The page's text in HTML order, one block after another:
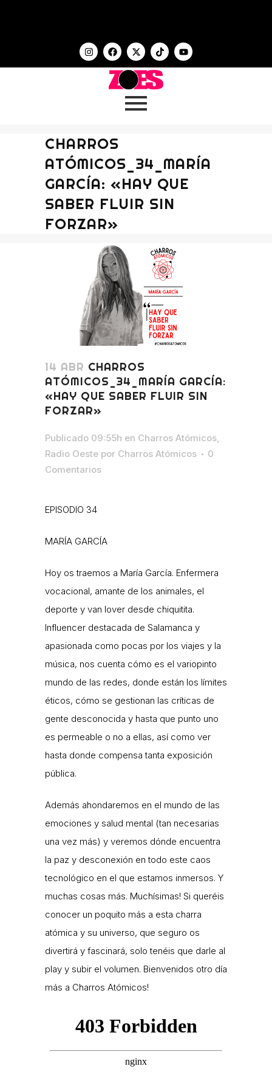
CHARROS
ATÓMICOS_34_MARÍA
GARCÍA: «HAY QUE
SABER FLUIR SIN
FORZAR»
14 ABR CHARROS
ATÓMICOS_34_MARÍA GARCÍA:
«HAY QUE SABER FLUIR SIN
FORZAR»
Publicado 09:55h en Charros Atómicos
Radio Oeste por Charros Atómicos
0
Comentarios
EPISODIO 34
MARÍA GARCÍA
Hoy os traemos a María García. Enfermera
vocacional, amante de los animales, el
deporte y van lover desde chiquitita.
Influencer destacada de Salamanca y
apasionada como pocas por los viajes y la
música, nos cuenta cómo es el variopinto
mundo de las redes, donde están los límites
éticos, cómo se gestionan las críticas de
gente desconocida y hasta que punto uno
es permeable o no a ellas, así como ver
hasta donde compensa tanta exposición
pública.
Además ahondaremos en el mundo de las
emociones y salud mental (tan necesarias
una vez más) y veremos dónde encuentra
la paz y desconexión en todo este caos
tecnológico en el que estamos inmersos. Y
muchas cosas más. Muchísimas! Si queréis
conocer un poquito más a esta charra
atómica y su universo, que seguro os
divertirá y fascinará, solo tenéis que darle al
play y subir el volumen. Bienvenidos otro día
más a Charros Atómicos!